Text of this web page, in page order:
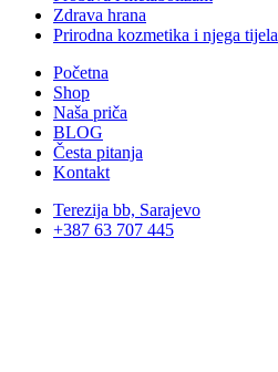
Zdrava hrana
Prirodna kozmetika i njega tijela
Početna
Shop
Naša priča
BLOG
Česta pitanja
Kontakt
Terezija bb, Sarajevo
+387 63 707 445